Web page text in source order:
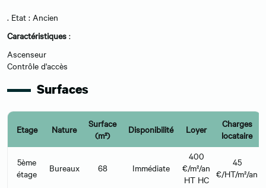
. Etat : Ancien
Caractéristiques :
Ascenseur
Contrôle d'accès
Surfaces
Etage Nature
Surface
(m²)
Disponibilité Loyer
Charges
locataire
5ème
étage
Bureaux 68 Immédiate
400
€/m²/an
HT HC
45
€/HT/m²/an